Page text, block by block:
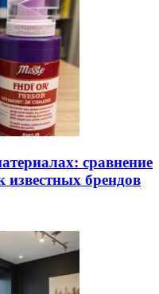
сравнение
известных брендов